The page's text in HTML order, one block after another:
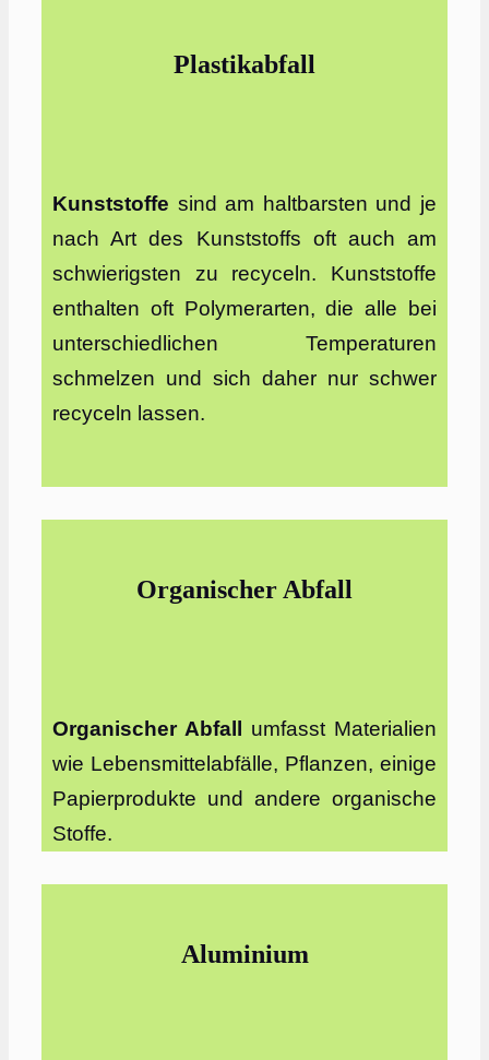
Plastikabfall
Kunststoffe sind am haltbarsten und je
nach Art des Kunststoffs oft auch am
schwierigsten zu recyceln. Kunststoffe
enthalten oft Polymerarten, die alle bei
unterschiedlichen Temperaturen
schmelzen und sich daher nur schwer
recyceln lassen.
Organischer Abfall
Organischer Abfall umfasst Materialien
wie Lebensmittelabfälle, Pflanzen, einige
Papierprodukte und andere organische
Stoffe.
Aluminium